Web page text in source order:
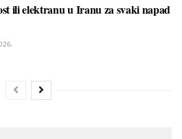
ili elektranu u Iranu za svaki napad